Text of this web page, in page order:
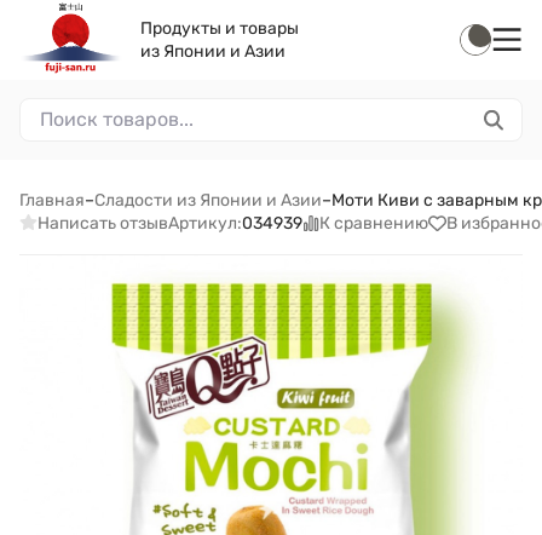
Продукты и товары
из Японии и Азии
Главная–Сладости из Японии и Азии–Моти Киви с заварным
Написать отзывАртикул:034939 К сравнению В